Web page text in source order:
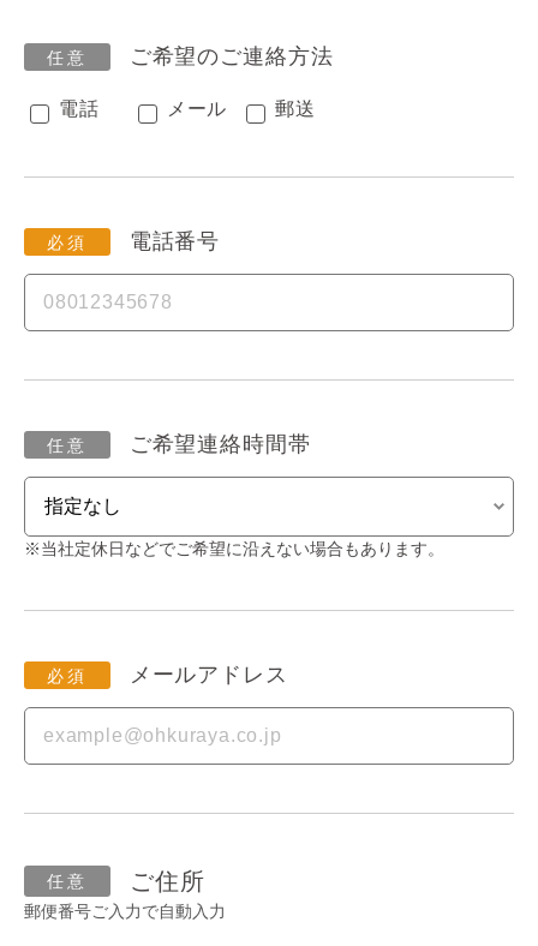
ご希望のご連絡方法
電話 メール 郵送
電話番号
ご希望連絡時間帯
※当社定休日などでご希望に沿えない場合もあります。
メールアドレス
ご住所
郵便番号ご入力で自動入力